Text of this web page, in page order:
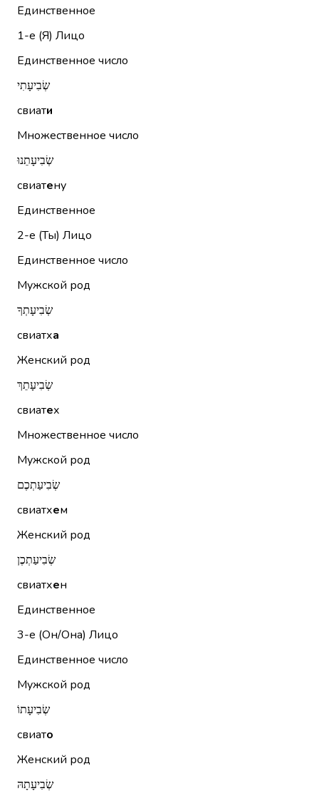
Единственное
1-е (Я) Лицо
Единственное число
שְׂבִיעָתִי
свиати
Множественное число
שְׂבִיעָתֵנוּ
свиатену
Единственное
2-е (Ты) Лицо
Единственное число
Мужской род
שְׂבִיעָתְךָ
свиатха
Женский род
שְׂבִיעָתֵךְ
свиатех
Множественное число
Мужской род
שְׂבִיעַתְכֶם
свиатхем
Женский род
שְׂבִיעַתְכֶן
свиатхен
Единственное
3-е (Он/Она) Лицо
Единственное число
Мужской род
שְׂבִיעָתוֹ
свиато
Женский род
שְׂבִיעָתָהּ